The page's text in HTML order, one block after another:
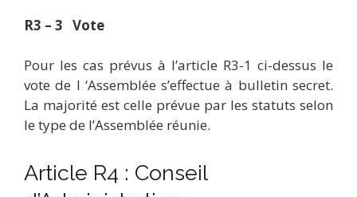
R3 – 3 Vote
Pour les cas prévus à l’article R3-1 ci-dessus le
vote de l ‘Assemblée s’effectue à bulletin secret.
La majorité est celle prévue par les statuts selon
le type de l’Assemblée réunie.
Article R4 : Conseil